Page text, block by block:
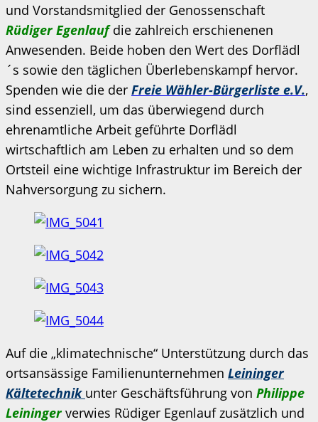
und Vorstandsmitglied der Genossenschaft
Rüdiger Egenlauf die zahlreich erschienenen
Anwesenden. Beide hoben den Wert des Dorflädl
´s sowie den täglichen Überlebenskampf hervor.
Spenden wie die der Freie Wähler-Bürgerliste e.V.,
sind essenziell, um das überwiegend durch
ehrenamtliche Arbeit geführte Dorflädl
wirtschaftlich am Leben zu erhalten und so dem
Ortsteil eine wichtige Infrastruktur im Bereich der
Nahversorgung zu sichern.
Auf die „klimatechnische“ Unterstützung durch das
ortsansässige Familienunternehmen Leininger
Kältetechnik unter Geschäftsführung von Philippe
Leiningerverwies Rüdiger Egenlauf zusätzlich und